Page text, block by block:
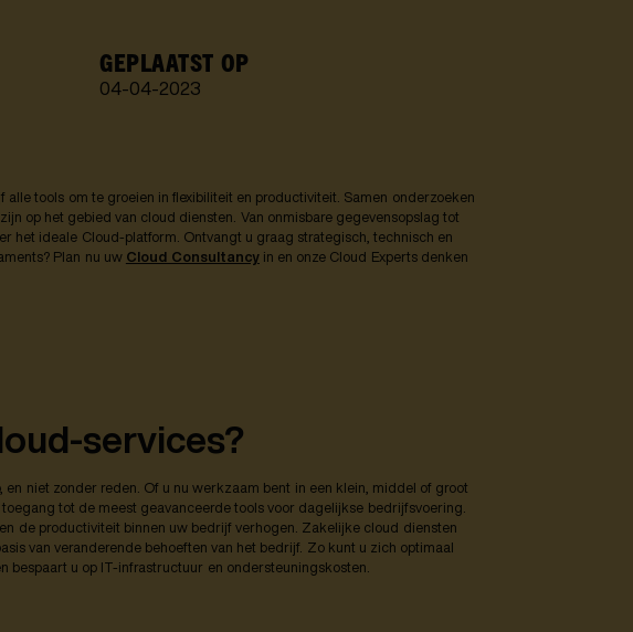
GEPLAATST OP
04-04-2023
alle tools om te groeien in flexibiliteit en productiviteit. Samen onderzoeken
op het gebied van cloud diensten. Van onmisbare gegevensopslag tot
het ideale Cloud-platform. Ontvangt u graag strategisch, technisch en
Plan nu uw Cloud Consultancyin en onze Cloud Experts denken
services?
niet zonder reden. Of u nu werkzaam bent in een klein, middel of groot
tot de meest geavanceerde tools voor dagelijkse bedrijfsvoering.
de productiviteit binnen uw bedrijf verhogen. Zakelijke cloud diensten
van veranderende behoeften van het bedrijf. Zo kunt u zich optimaal
bespaart u op IT-infrastructuur en ondersteuningskosten.